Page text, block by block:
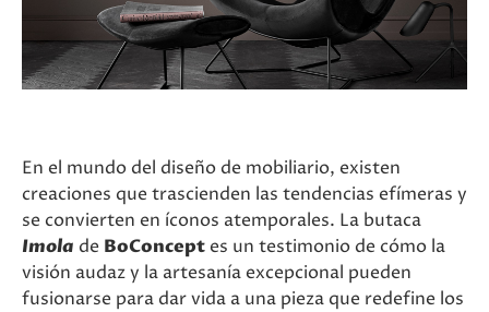
En el mundo del diseño de mobiliario, existen
creaciones que trascienden las tendencias efímeras y
se convierten en íconos atemporales. La butaca
Imola de BoConcept es un testimonio de cómo la
visión audaz y la artesanía excepcional pueden
fusionarse para dar vida a una pieza que redefine los